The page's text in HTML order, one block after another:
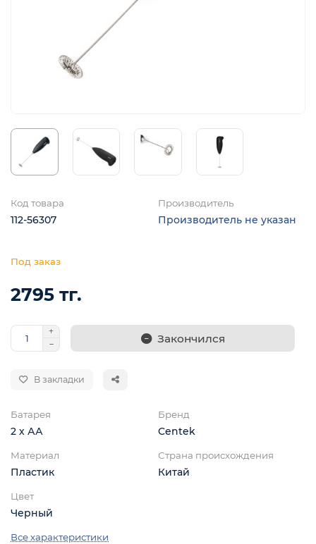
Код товара
112-56307
Производитель
Производитель не указан
2795 тг.
Закончился
В закладки
Батарея
2 х АА
Бренд
Centek
Материал
Пластик
Страна происхождения
Китай
Цвет
Черный
Все характеристики